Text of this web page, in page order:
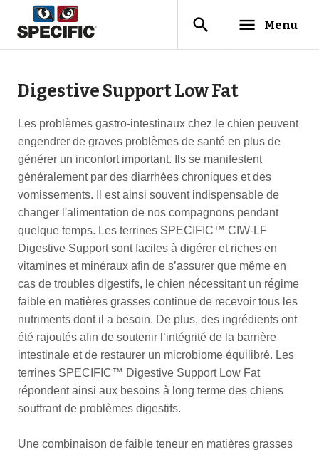
search menu Menu
Digestive Support Low Fat
Les problèmes gastro-intestinaux chez le chien peuvent
engendrer de graves problèmes de santé en plus de
générer un inconfort important. Ils se manifestent
généralement par des diarrhées chroniques et des
vomissements. Il est ainsi souvent indispensable de
changer l'alimentation de nos compagnons pendant
quelque temps. Les terrines SPECIFIC™ CIW-LF
Digestive Support sont faciles à digérer et riches en
vitamines et minéraux afin de s’assurer que même en
cas de troubles digestifs, le chien nécessitant un régime
faible en matières grasses continue de recevoir tous les
nutriments dont il a besoin. De plus, des ingrédients ont
été rajoutés afin de soutenir l’intégrité de la barrière
intestinale et de restaurer un microbiome équilibré. Les
terrines SPECIFIC™ Digestive Support Low Fat
répondent ainsi aux besoins à long terme des chiens
souffrant de problèmes digestifs.
Une combinaison de faible teneur en matières grasses